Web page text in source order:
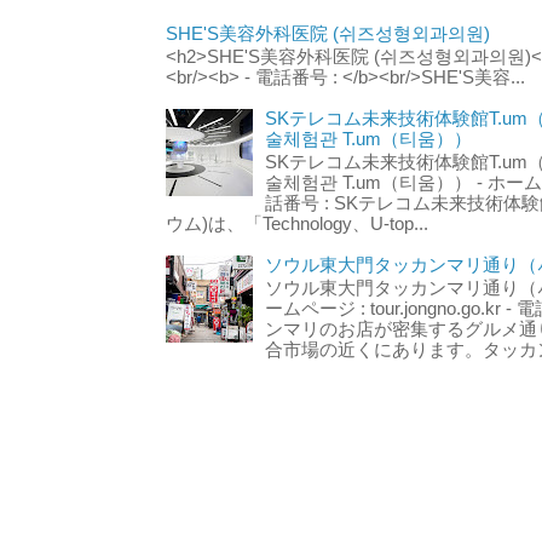
SHE'S美容外科医院 (쉬즈성형외과의원)
<h2>SHE'S美容外科医院 (쉬즈성형외과의원
<br/><b> - 電話番号 : </b><br/>SHE'S美容...
SKテレコム未来技術体験館T.um
술체험관 T.um（티움））
SKテレコム未来技術体験館T.um
술체험관 T.um（티움）） - ホー
話番号 : SKテレコム未来技術体
ウム)は、「Technology、U-top...
ソウル東大門タッカンマリ通り
ソウル東大門タッカンマリ通り
ームページ : tour.jongno.go.kr -
ンマリのお店が密集するグルメ
合市場の近くにあります。タッ